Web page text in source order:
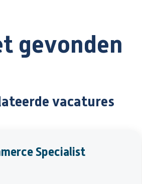
gevonden
vacatures
Specialist